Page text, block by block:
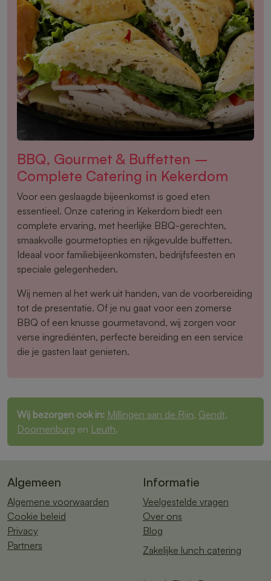
BBQ, Gourmet & Buffetten –
Complete Catering in Kekerdom
Voor een geslaagde bijeenkomst is goed eten
essentieel. Onze catering in Kekerdom biedt een
complete ervaring, met heerlijke BBQ-gerechten,
smaakvolle gourmetopties en rijkgevulde buffetten.
Ideaal voor familiebijeenkomsten, bedrijfsfeesten en
speciale gelegenheden.
Wij nemen al het werk uit handen, van de voorbereiding
tot de presentatie. Of je nu gaat voor een zomerse
BBQ of een knusse gourmetavond, wij zorgen voor
verse ingrediënten, perfecte bereiding en een service
die je gasten laat genieten.
Wij bezorgen ook in: Millingen aan de Rijn, Gendt,
Doornenburg en Leuth.
Algemeen
Algemene voorwaarden
Cookie beleid
Privacy
Partners
Informatie
Veelgestelde vragen
Over ons
Blog
Zakelijke lunch catering